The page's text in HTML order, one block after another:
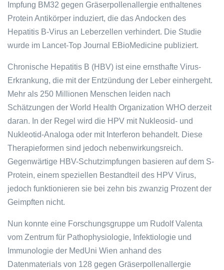
Impfung BM32 gegen Gräserpollenallergie enthaltenes
Protein Antikörper induziert, die das Andocken des
Hepatitis B-Virus an Leberzellen verhindert. Die Studie
wurde im Lancet-Top Journal EBioMedicine publiziert.
Chronische Hepatitis B (HBV) ist eine ernsthafte Virus-
Erkrankung, die mit der Entzündung der Leber einhergeht.
Mehr als 250 Millionen Menschen leiden nach
Schätzungen der World Health Organization WHO derzeit
daran. In der Regel wird die HPV mit Nukleosid- und
Nukleotid-Analoga oder mit Interferon behandelt. Diese
Therapieformen sind jedoch nebenwirkungsreich.
Gegenwärtige HBV-Schutzimpfungen basieren auf dem S-
Protein, einem speziellen Bestandteil des HPV Virus,
jedoch funktionieren sie bei zehn bis zwanzig Prozent der
Geimpften nicht.
Nun konnte eine Forschungsgruppe um Rudolf Valenta
vom Zentrum für Pathophysiologie, Infektiologie und
Immunologie der MedUni Wien anhand des
Datenmaterials von 128 gegen Gräserpollenallergie